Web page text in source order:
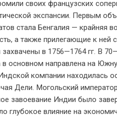
своих французских
экспансии. Первым
стала Бенгалия — крайняя
а также прилегающие к ней
в 1756—1764 гг. В
основном направлена на
компании находилась
Дели. Могольский
завоевание Индии было
глубокое влияние на